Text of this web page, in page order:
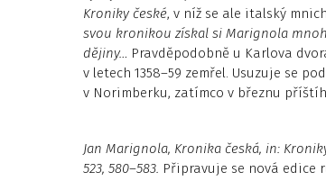
Kroniky české, v níž se ale italský
svou kronikou získal si Marignola
dějiny… Pravděpodobně u Karlova
v letech 1358–59 zemřel. Usuzuje se
v Norimberku, zatímco v březnu
Jan Marignola, Kronika česká, in:
523, 580–583. Připravuje se nová edice